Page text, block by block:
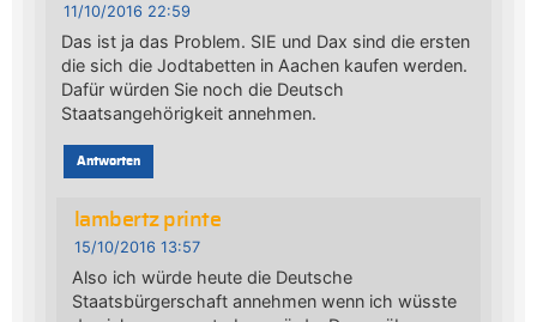
11/10/2016 22:59
Das ist ja das Problem. SIE und Dax sind die ersten
die sich die Jodtabetten in Aachen kaufen werden.
Dafür würden Sie noch die Deutsch
Staatsangehörigkeit annehmen.
Antworten
lambertz printe
15/10/2016 13:57
Also ich würde heute die Deutsche
Staatsbürgerschaft annehmen wenn ich wüsste